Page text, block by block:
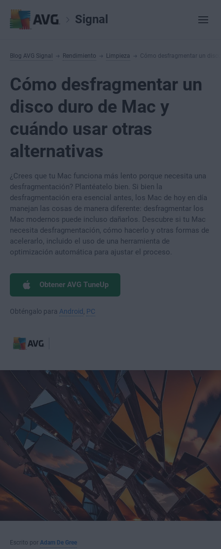
Signal
Blog AVG Signal Rendimiento Limpieza Cómo desfragmentar un
Cómo desfragmentar un
disco duro de Mac y
cuándo usar otras
alternativas
¿Crees que tu Mac funciona más lento porque necesita una
desfragmentación? Plantéatelo bien. Si bien la
desfragmentación era esencial antes, los Mac de hoy en día
manejan las cosas de manera diferente: desfragmentar los
Mac modernos puede incluso dañarlos. Descubre si tu Mac
necesita desfragmentación, cómo hacerlo y otras formas de
acelerarlo, incluido el uso de una herramienta de
optimización automática para ajustar el proceso.
Obtener AVG TuneUp
Obténgalo para Android PC
Escrito por Adam De Gree